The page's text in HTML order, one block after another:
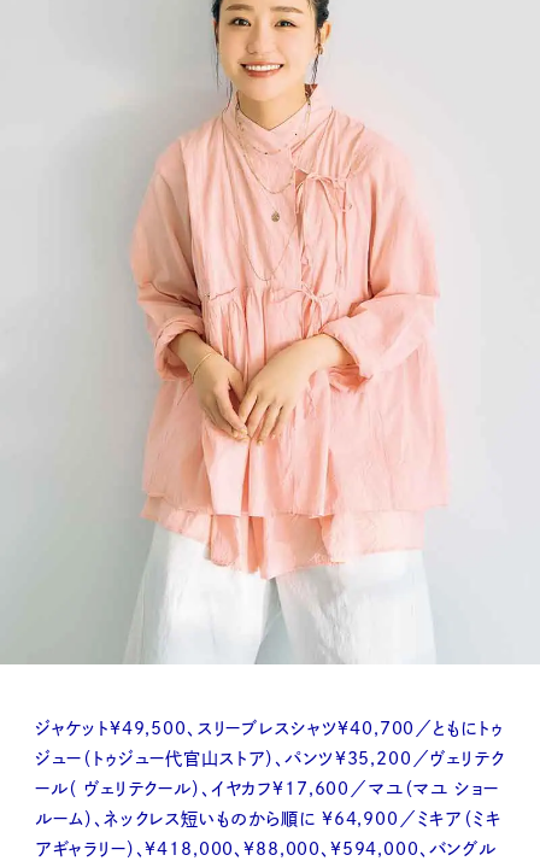
ジャケット¥49,500、スリーブレスシャツ¥40,700／ともにトゥ
ジュー（トゥジュー代官山ストア）、パンツ¥35,200／ヴェリテク
ール（ ヴェリテクール）、イヤカフ¥17,600／マユ（マユ ショー
ルーム）、ネックレス短いものから順に ¥64,900／ミキア（ミキ
アギャラリー）、¥418,000、¥88,000、¥594,000、バングル